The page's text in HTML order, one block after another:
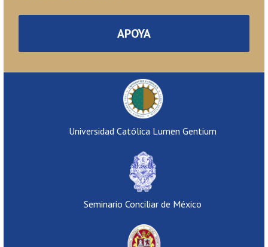
APOYA
Universidad Católica Lumen Gentium
Seminario Conciliar de México